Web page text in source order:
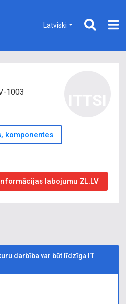
Latviski
1003
komponentes
labojumu ZL.LV
darbība var būt līdzīga IT